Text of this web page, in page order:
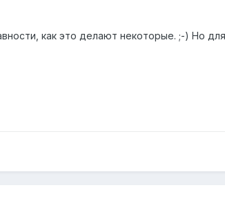
как это делают некоторые. ;-) Но